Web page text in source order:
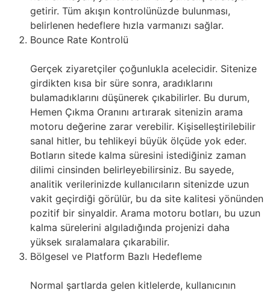
getirir. Tüm akışın kontrolünüzde bulunması,
belirlenen hedeflere hızla varmanızı sağlar.
Bounce Rate Kontrolü
Gerçek ziyaretçiler çoğunlukla acelecidir. Sitenize
girdikten kısa bir süre sonra, aradıklarını
bulamadıklarını düşünerek çıkabilirler. Bu durum,
Hemen Çıkma Oranını artırarak sitenizin arama
motoru değerine zarar verebilir. Kişiselleştirilebilir
sanal hitler, bu tehlikeyi büyük ölçüde yok eder.
Botların sitede kalma süresini istediğiniz zaman
dilimi cinsinden belirleyebilirsiniz. Bu sayede,
analitik verilerinizde kullanıcıların sitenizde uzun
vakit geçirdiği görülür, bu da site kalitesi yönünden
pozitif bir sinyaldir. Arama motoru botları, bu uzun
kalma sürelerini algıladığında projenizi daha
yüksek sıralamalara çıkarabilir.
Bölgesel ve Platform Bazlı Hedefleme
Normal şartlarda gelen kitlelerde, kullanıcının